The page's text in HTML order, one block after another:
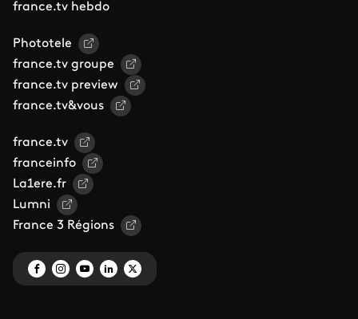
france.tv hebdo
Phototele
france.tv groupe
france.tv preview
france.tv&vous
france.tv
franceinfo
La1ere.fr
Lumni
France 3 Régions